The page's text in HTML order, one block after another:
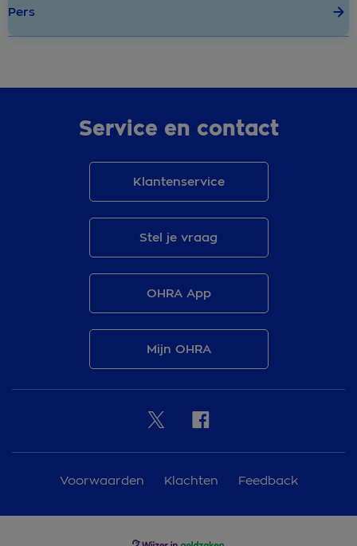
Pers
Service en contact
Klantenservice
Stel je vraag
OHRA App
Mijn OHRA
Voorwaarden Klachten Feedback